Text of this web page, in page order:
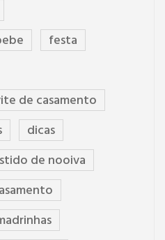
festa
de casamento
dicas
de nooiva